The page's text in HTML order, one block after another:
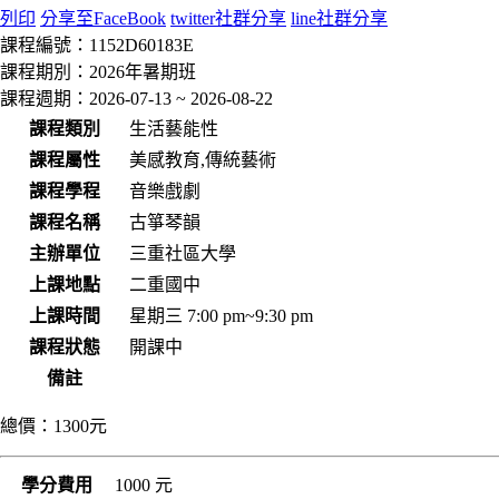
列印 分享至FaceBook twitter社群分享 line社群分享
課程編號： 1152D60183E
課程期別： 2026年暑期班
課程週期： 2026-07-13 ~ 2026-08-22
課程類別
生活藝能性
課程屬性
美感教育,傳統藝術
課程學程
音樂戲劇
課程名稱
古箏琴韻
主辦單位
三重社區大學
上課地點
二重國中
上課時間
星期三 7:00 pm~9:30 pm
課程狀態
開課中
備註
總價： 1300元
學分費用 1000 元